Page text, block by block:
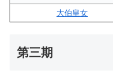
大伯皇女
第三期